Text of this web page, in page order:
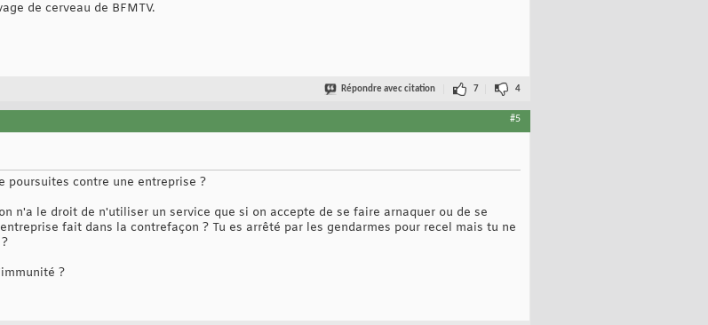
de cerveau de BFMTV.
Répondre avec citation 7 4
#5
poursuites contre une entreprise ?
n'a le droit de n'utiliser un service que si on accepte de se faire arnaquer ou de se
fait dans la contrefaçon ? Tu es arrêté par les gendarmes pour recel mais tu ne
?